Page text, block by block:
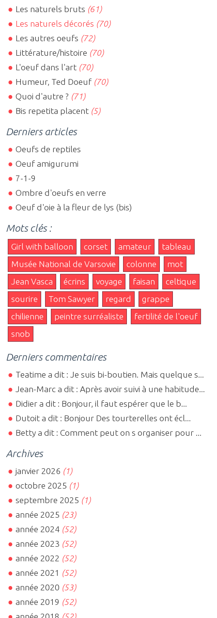
Les naturels bruts (61)
Les naturels décorés (70)
Les autres oeufs (72)
Littérature/histoire (70)
L'oeuf dans l'art (70)
Humeur, Ted Doeuf (70)
Quoi d'autre ? (71)
Bis repetita placent (5)
Derniers articles
Oeufs de reptiles
Oeuf amigurumi
7-1-9
Ombre d'oeufs en verre
Oeuf d'oie à la fleur de lys (bis)
Mots clés :
Girl with balloon corset amateur
tableau
Musée National de Varsovie
colonne
mot
Jean Vasca
écrins voyage faisan
celtique
sourire
Tom Sawyer regard
grappe
chilienne
peintre surréaliste
fertilité de l'oeuf
snob
Derniers commentaires
Teatime a dit : Je suis bi-boutien. Mais quelque s...
Jean-Marc a dit : Après avoir suivi à une habitude...
Didier a dit : Bonjour, il faut espérer que le b...
Dutoit a dit : Bonjour Des tourterelles ont écl...
Betty a dit : Comment peut on s organiser pour ...
Archives
janvier 2026 (1)
octobre 2025 (1)
septembre 2025 (1)
année 2025 (23)
année 2024 (52)
année 2023 (52)
année 2022 (52)
année 2021 (52)
année 2020 (53)
année 2019 (52)